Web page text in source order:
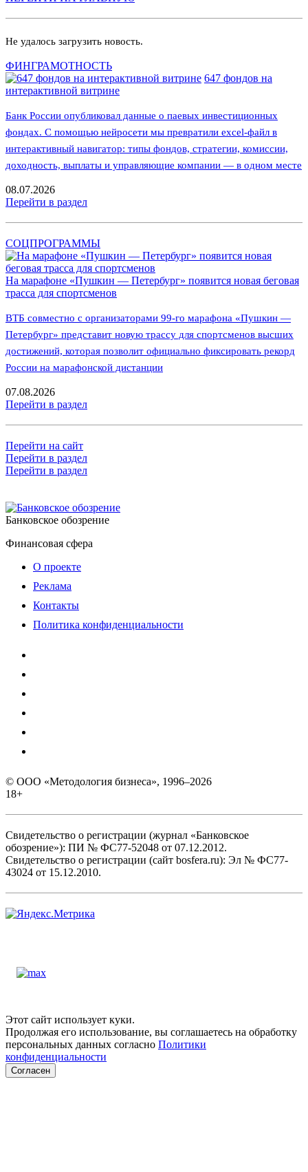
Не удалось загрузить новость.
ФИНГРАМОТНОСТЬ
647 фондов на
интерактивной витрине
Банк России опубликовал данные о паевых инвестиционных
фондах. С помощью нейросети мы превратили excel-файл в
интерактивный навигатор: типы фондов, стратегии, комиссии,
доходность, выплаты и управляющие компании — в одном месте
08.07.2026
Перейти в раздел
СОЦПРОГРАММЫ
На марафоне «Пушкин — Петербург» появится новая беговая
трасса для спортсменов
ВТБ совместно с организаторами 99-го марафона «Пушкин —
Петербург» представит новую трассу для спортсменов высших
достижений, которая позволит официально фиксировать рекорд
России на марафонской дистанции
07.08.2026
Перейти в раздел
Перейти на сайт
Перейти в раздел
Перейти в раздел
Банковское обозрение
Финансовая сфера
О проекте
Реклама
Контакты
Политика конфиденциальности
© ООО «Методология бизнеса», 1996–2026
18+
Свидетельство о регистрации (журнал «Банковское
обозрение»): ПИ № ФС77-52048 от 07.12.2012.
Свидетельство о регистрации (сайт bosfera.ru): Эл № ФС77-
43024 от 15.12.2010.
Этот сайт использует куки.
Продолжая его использование, вы соглашаетесь на обработку
персональных данных согласно Политики
конфиденциальности
Согласен